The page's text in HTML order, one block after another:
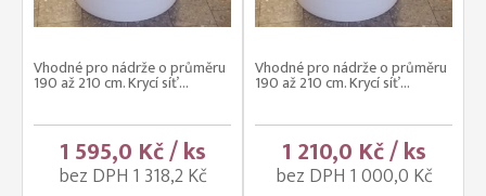
Vhodné pro nádrže o průměru
190 až 210 cm. Krycí síť...
1 595,0 Kč / ks
bez DPH 1 318,2 Kč
Vhodné pro nádrže o průměru
190 až 210 cm. Krycí síť...
1 210,0 Kč / ks
bez DPH 1 000,0 Kč